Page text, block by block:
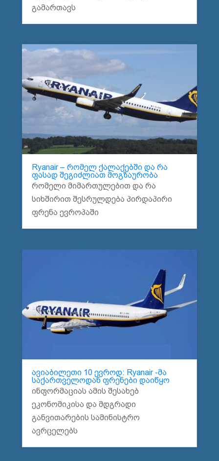
გამართავს
Ryanair – რომელ ქალაქებში და რა
ფასად შეგიძლიათ მოგზაურობა
რომელი მიმართულებით და რა
სიხშირით შესრულდება პირდაპირი
ფრენა ევროპაში
ავიაბილეთი 10 ევროდ: Ryanair -მა
საქართველოდან ფრენები დაიწყო
ინფორმაციას ამის შესახებ
ეკონომიკისა და მდგრადი
განვითარების სამინისტრო
ავრცელებს